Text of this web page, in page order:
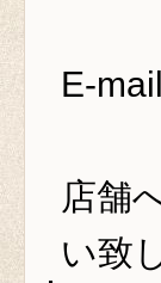
E-
店舗
い致